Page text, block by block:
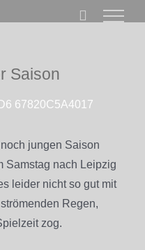
Saison
jungen Saison
Samstag nach Leipzig
leider nicht so gut mit
Regen,
zog.